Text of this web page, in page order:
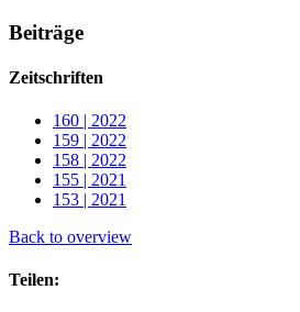
Beiträge
Zeitschriften
160 | 2022
159 | 2022
158 | 2022
155 | 2021
153 | 2021
Back to overview
Teilen: